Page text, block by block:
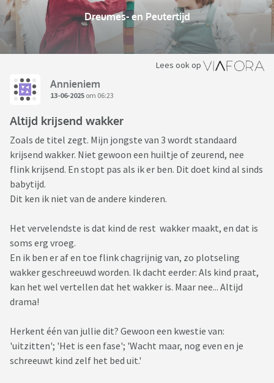
Dreumes- en Peutertijd
Lees ook op
Annieniem
13-06-2025 om 06:23
Altijd krijsend wakker
Zoals de titel zegt. Mijn jongste van 3 wordt standaard
krijsend wakker. Niet gewoon een huiltje of zeurend, nee
flink krijsend. En stopt pas als ik er ben. Dit doet kind al sinds
babytijd.
Dit ken ik niet van de andere kinderen.
Het vervelendste is dat kind de rest wakker maakt, en dat is
soms erg vroeg.
En ik ben er af en toe flink chagrijnig van, zo plotseling
wakker geschreeuwd worden. Ik dacht eerder: Als kind praat,
kan het wel vertellen dat het wakker is. Maar nee... Altijd
drama!
Herkent één van jullie dit? Gewoon een kwestie van:
'uitzitten'; 'Het is een fase'; 'Wacht maar, nog even en je
schreeuwt kind zelf het bed uit.'